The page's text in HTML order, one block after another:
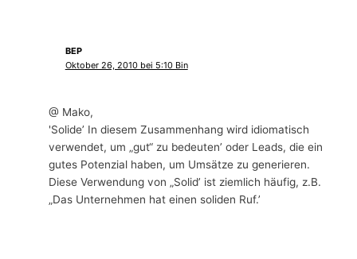
BEP
Oktober 26, 2010 bei 5:10 Bin
@ Mako,
'Solide’ In diesem Zusammenhang wird idiomatisch
verwendet, um „gut“ zu bedeuten’ oder Leads, die ein
gutes Potenzial haben, um Umsätze zu generieren.
Diese Verwendung von „Solid’ ist ziemlich häufig, z.B.
„Das Unternehmen hat einen soliden Ruf.’